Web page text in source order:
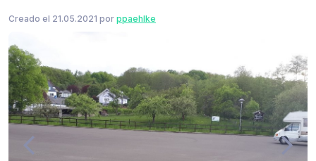
Creado el 21.05.2021 por ppaehlke